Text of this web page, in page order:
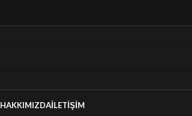
HAKKIMIZDAİLETIŞIM